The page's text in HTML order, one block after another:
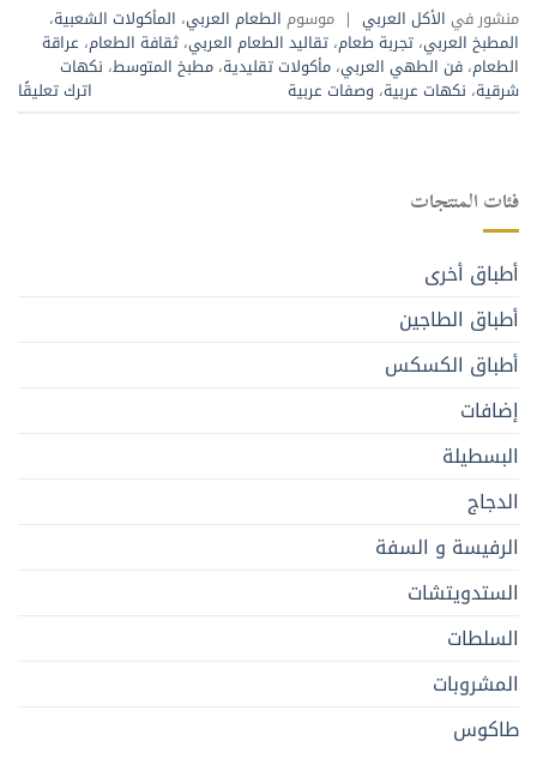
منشور في الأكل العربي | موسوم الطعام العربي، المأكولات الشعبية،
المطبخ العربي، تجربة طعام، تقاليد الطعام العربي، ثقافة الطعام، عراقة
الطعام، فن الطهي العربي، مأكولات تقليدية، مطبخ المتوسط، نكهات
شرقية، نكهات عربية، وصفات عربية اترك تعليقًا
فئات المنتجات
أطباق أخرى
أطباق الطاجين
أطباق الكسكس
إضافات
البسطيلة
الدجاج
الرفيسة و السفة
الستدويتشات
السلطات
المشروبات
طاكوس